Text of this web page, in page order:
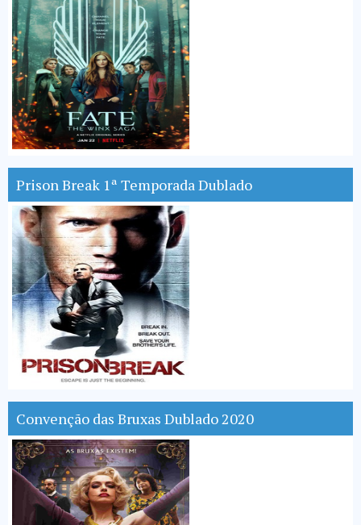
Prison Break 1ª Temporada Dublado
Convenção das Bruxas Dublado 2020